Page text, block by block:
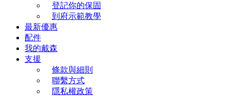
登記你的保固
到府示範教學
最新優惠
配件
我的戴森
支援
條款與細則
聯繫方式
隱私權政策